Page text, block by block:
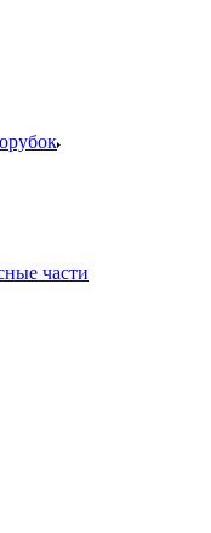
части